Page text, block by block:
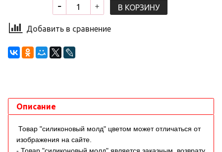
В КОРЗИНУ
Добавить в сравнение
Описание
Товар "силиконовый молд" цветом может отличаться от
изображения на сайте.